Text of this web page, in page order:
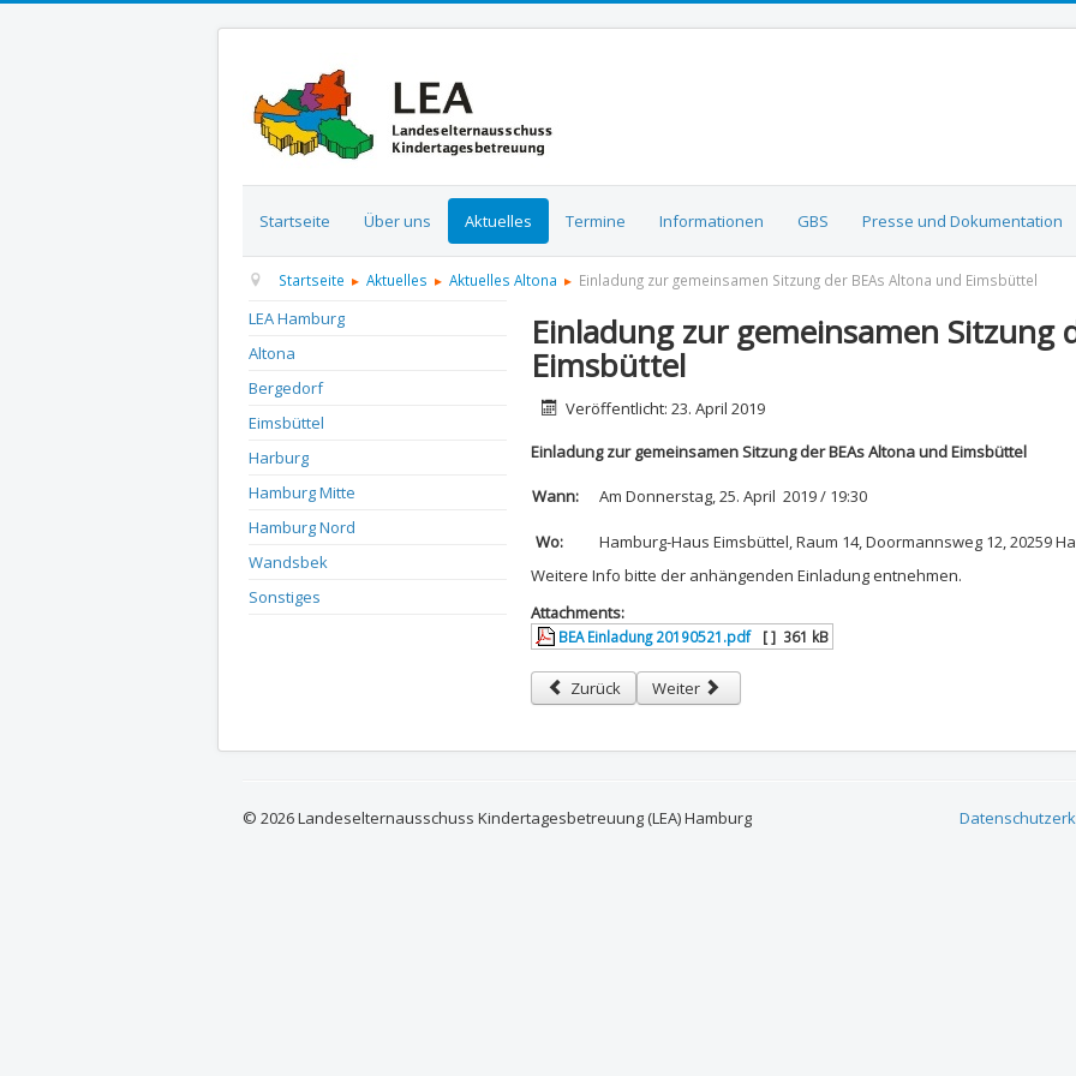
Startseite Über uns Aktuelles Termine Informationen GBS Presse und Dokumentation
Startseite Aktuelles Aktuelles Altona Einladung zur gemeinsamen Sitzung der BEAs Altona und Eimsbüttel
LEA Hamburg
Altona
Bergedorf
Eimsbüttel
Harburg
Hamburg Mitte
Hamburg Nord
Wandsbek
Sonstiges
Einladung zur gemeinsamen Sitzung
Eimsbüttel
DetailsVeröffentlicht: 23. April 2019
Einladung zur gemeinsamen Sitzung der BEAs Altona und Eimsbüttel
Wann: Am Donnerstag, 25. April 2019 / 19:30
Wo:
Hamburg-Haus Eimsbüttel, Raum 14, Doormannsweg 12, 20259
Weitere Info bitte der anhängenden Einladung entnehmen.
Attachments:
BEA Einladung 20190521.pdf [ ] 361 kB
Vorheriger Beitrag: Einladung zur gemeinsamen Sitzung der BEAs Altona
Zurück Nächster Beitrag: Einladung zur gemeinsamen Sitzung der
Weiter
© 2026 Landeselternausschuss Kindertagesbetreuung (LEA) Hamburg